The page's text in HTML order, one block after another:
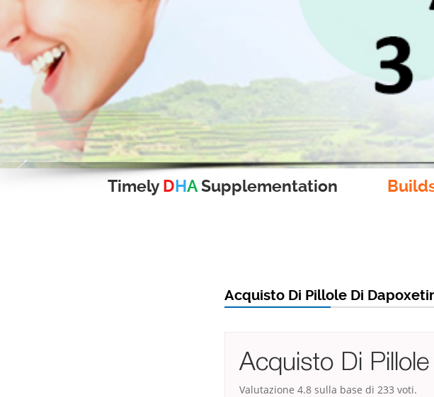
Timely DHASupplementation
Acquisto Di Pillole Di
Acquisto Di
Valutazione 4.8 sulla base di 233 voti.